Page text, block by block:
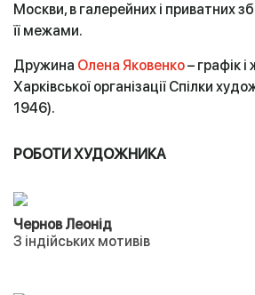
Москви, в галерейних і приватних
її межами.
Дружина Олена Яковенко– графік
Харківської організації Спілки
1946).
РОБОТИ ХУДОЖНИКА
Чернов Леонід
З індійських мотивів